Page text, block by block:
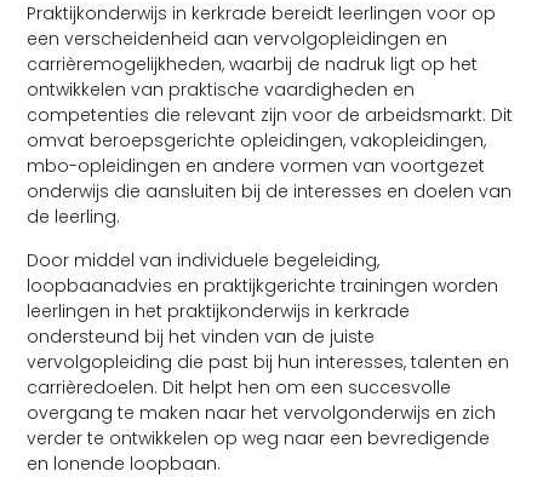
Praktijkonderwijs in kerkrade bereidt leerlingen voor op
een verscheidenheid aan vervolgopleidingen en
carrièremogelijkheden, waarbij de nadruk ligt op het
ontwikkelen van praktische vaardigheden en
competenties die relevant zijn voor de arbeidsmarkt. Dit
omvat beroepsgerichte opleidingen, vakopleidingen,
mbo-opleidingen en andere vormen van voortgezet
onderwijs die aansluiten bij de interesses en doelen van
de leerling.
Door middel van individuele begeleiding,
loopbaanadvies en praktijkgerichte trainingen worden
leerlingen in het praktijkonderwijs in kerkrade
ondersteund bij het vinden van de juiste
vervolgopleiding die past bij hun interesses, talenten en
carrièredoelen. Dit helpt hen om een succesvolle
overgang te maken naar het vervolgonderwijs en zich
verder te ontwikkelen op weg naar een bevredigende
en lonende loopbaan.